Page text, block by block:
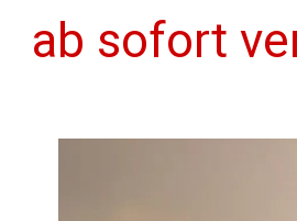
ab sofort